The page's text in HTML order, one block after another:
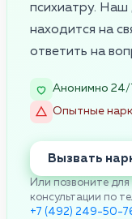
психиатру.
находится на
ответить на
Анонимно 24/
Опытные
Вызвать
Или позвоните
консультации по
+7 (492) 249-50-